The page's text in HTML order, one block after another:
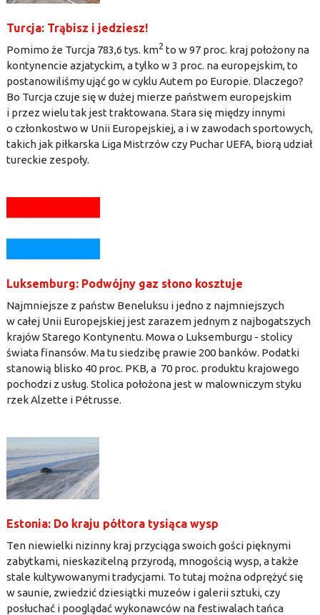
Turcja: Trąbisz i jedziesz!
Pomimo że Turcja 783,6 tys. km2 to w 97 proc. kraj położony na
kontynencie azjatyckim, a tylko w 3 proc. na europejskim, to
postanowiliśmy ująć go w cyklu Autem po Europie. Dlaczego?
Bo Turcja czuje się w dużej mierze państwem europejskim
i przez wielu tak jest traktowana. Stara się między innymi
o członkostwo w Unii Europejskiej, a i w zawodach sportowych,
takich jak piłkarska Liga Mistrzów czy Puchar UEFA, biorą udział
tureckie zespoły.
Luksemburg: Podwójny gaz słono kosztuje
Najmniejsze z państw Beneluksu i jedno z najmniejszych
w całej Unii Europejskiej jest zarazem jednym z najbogatszych
krajów Starego Kontynentu. Mowa o Luksemburgu - stolicy
świata finansów. Ma tu siedzibę prawie 200 banków. Podatki
stanowią blisko 40 proc. PKB, a 70 proc. produktu krajowego
pochodzi z usług. Stolica położona jest w malowniczym styku
rzek Alzette i Pétrusse.
Estonia: Do kraju półtora tysiąca wysp
Ten niewielki nizinny kraj przyciąga swoich gości pięknymi
zabytkami, nieskazitelną przyrodą, mnogością wysp, a także
stale kultywowanymi tradycjami. To tutaj można odprężyć się
w saunie, zwiedzić dziesiątki muzeów i galerii sztuki, czy
posłuchać i pooglądać wykonawców na festiwalach tańca